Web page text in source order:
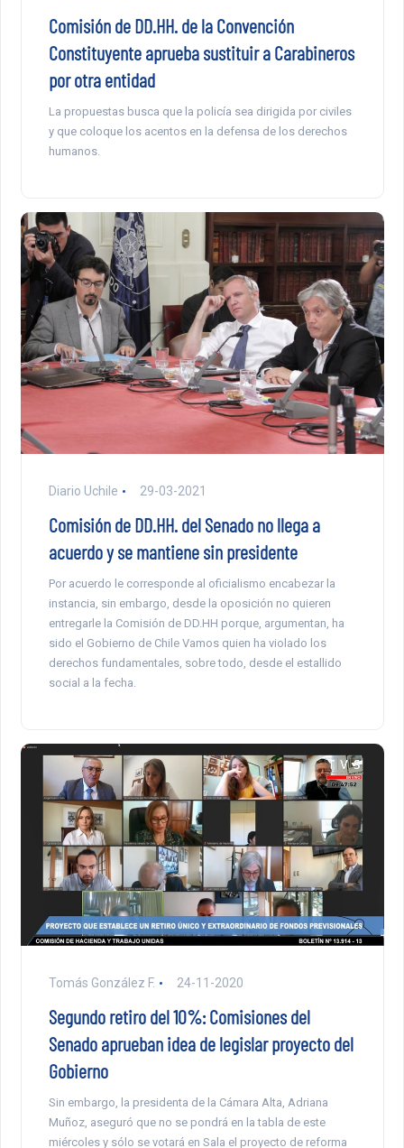
Comisión de DD.HH. de la Convención
Constituyente aprueba sustituir a Carabineros
por otra entidad
La propuestas busca que la policía sea dirigida por civiles
y que coloque los acentos en la defensa de los derechos
humanos.
Diario Uchile 29-03-2021
Comisión de DD.HH. del Senado no llega a
acuerdo y se mantiene sin presidente
Por acuerdo le corresponde al oficialismo encabezar la
instancia, sin embargo, desde la oposición no quieren
entregarle la Comisión de DD.HH porque, argumentan, ha
sido el Gobierno de Chile Vamos quien ha violado los
derechos fundamentales, sobre todo, desde el estallido
social a la fecha.
Tomás González F. 24-11-2020
Segundo retiro del 10%: Comisiones del
Senado aprueban idea de legislar proyecto del
Gobierno
Sin embargo, la presidenta de la Cámara Alta, Adriana
Muñoz, aseguró que no se pondrá en la tabla de este
miércoles y sólo se votará en Sala el proyecto de reforma